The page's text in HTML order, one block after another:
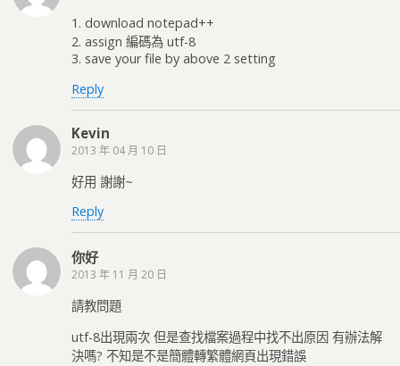
1. download notepad++
2. assign 編碼為 utf-8
3. save your file by above 2 setting
Reply
Kevin
2013 年 04 月 10 日
好用 謝謝~
Reply
你好
2013 年 11 月 20 日
請教問題
utf-8出現兩次 但是查找檔案過程中找不出原因 有辦法解
決嗎? 不知是不是簡體轉繁體網頁出現錯誤